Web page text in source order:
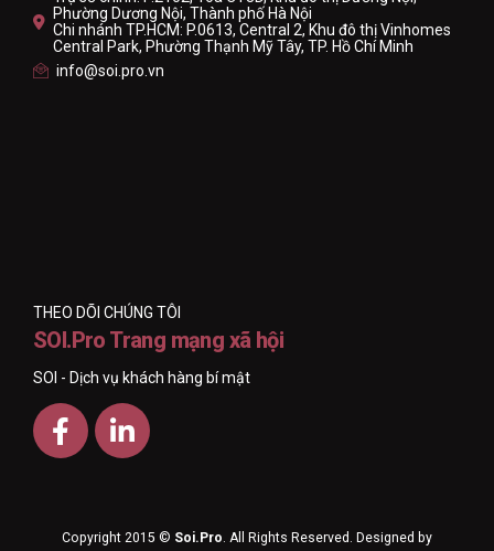
Phường Dương Nội, Thành phố Hà Nội
Chi nhánh TP.HCM: P.0613, Central 2, Khu đô thị Vinhomes
Central Park, Phường Thạnh Mỹ Tây, TP. Hồ Chí Minh
info@soi.pro.vn
THEO DÕI CHÚNG TÔI
SOI.Pro Trang mạng xã hội
SOI - Dịch vụ khách hàng bí mật
Copyright 2015 © Soi.Pro . All Rights Reserved. Designed by